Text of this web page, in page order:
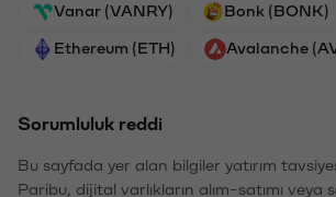
Vanar (VANRY) Bonk (BONK)
Ethereum (ETH) Avalanche
Sorumluluk reddi
Bu sayfada yer alan bilgiler yatırım
Paribu, dijital varlıkların alım-satımı veya